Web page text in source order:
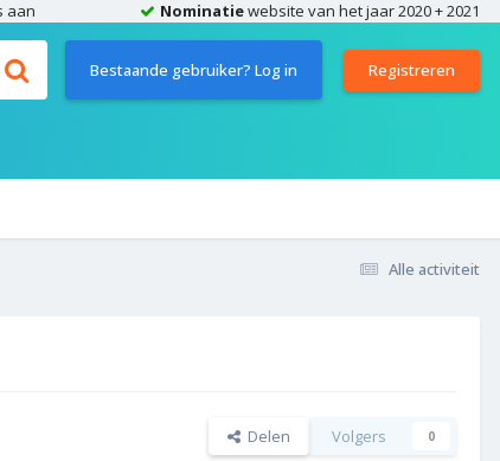
aan Nominatiewebsite van het jaar 2020 + 2021
Bestaande gebruiker? Log in Registreren
Alle activiteit
Delen Volgers 0